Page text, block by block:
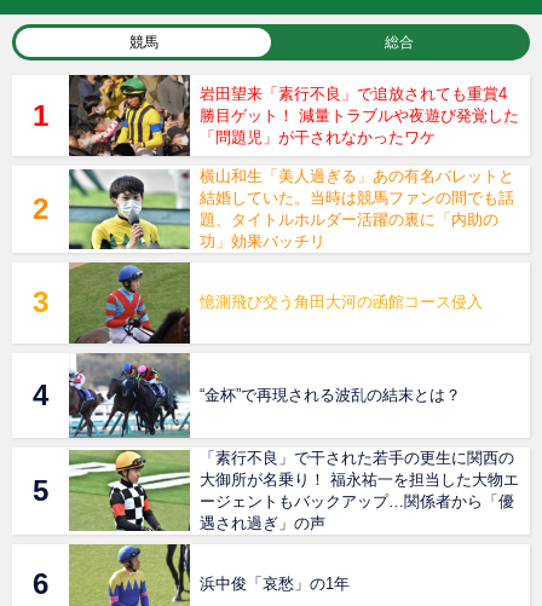
競馬 総合
岩田望来「素行不良」で追放されても重賞4
勝目ゲット！ 減量トラブルや夜遊び発覚した
「問題児」が干されなかったワケ
横山和生「美人過ぎる」あの有名バレットと
結婚していた。当時は競馬ファンの間でも話
題、タイトルホルダー活躍の裏に「内助の
功」効果バッチリ
憶測飛び交う角田大河の函館コース侵入
“金杯”で再現される波乱の結末とは？
「素行不良」で干された若手の更生に関西の
大御所が名乗り！ 福永祐一を担当した大物エ
ージェントもバックアップ…関係者から「優
遇され過ぎ」の声
浜中俊「哀愁」の1年